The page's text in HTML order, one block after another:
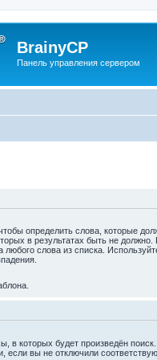
BrainyCP
Панель управления сервером
чтобы определить слова, которые
в результатах быть не
любого слова из списка.
в которых будет произведён
если вы не отключили